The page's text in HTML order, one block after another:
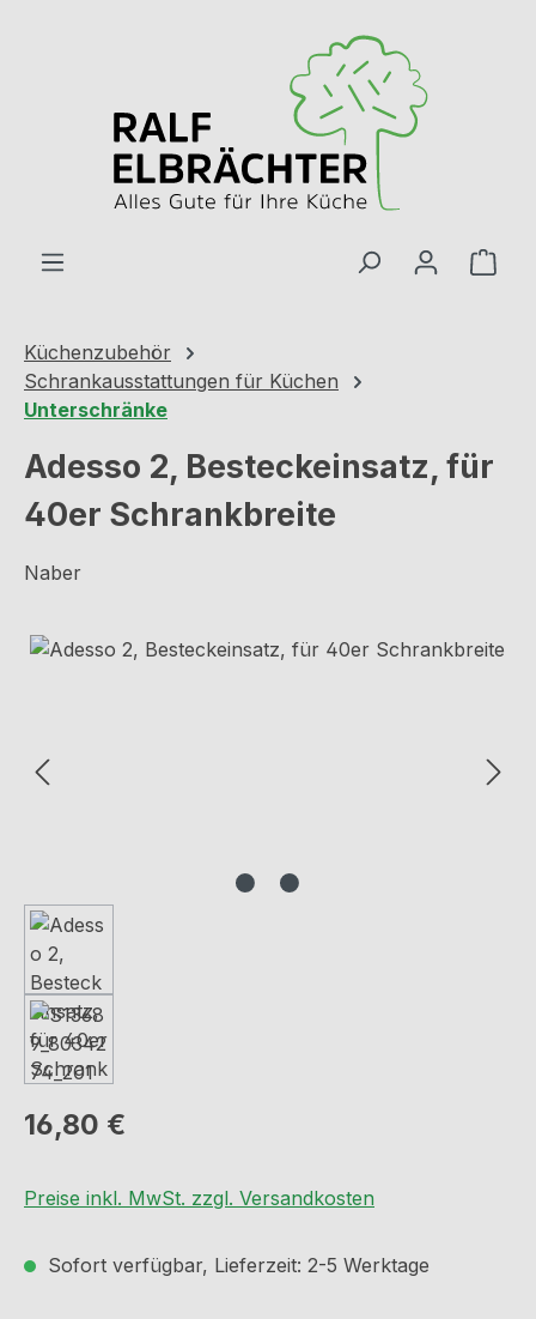
Küchenzubehör
Schrankausstattungen für Küchen
Unterschränke
Adesso 2, Besteckeinsatz, für
40er Schrankbreite
Naber
Bildergalerie überspringen
Regulärer Preis:
16,80 €
Preise inkl. MwSt. zzgl. Versandkosten
Sofort verfügbar, Lieferzeit: 2-5 Werktage